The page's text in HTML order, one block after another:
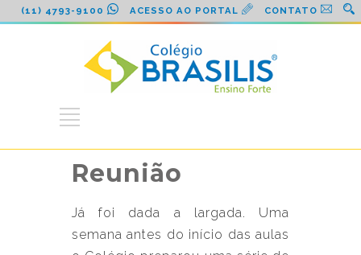
(11) 4793-9100 ACESSO AO PORTAL CONTATO
Reunião
Já foi dada a largada. Uma
semana antes do início das aulas